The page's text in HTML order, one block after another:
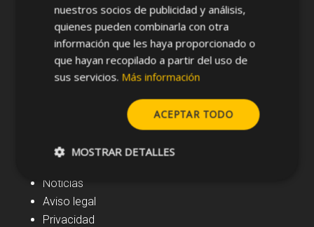
Navegación
Noticias
Aviso legal
Privacidad
nuestros socios de publicidad y análisis,
quienes pueden combinarla con otra
información que les haya proporcionado o
que hayan recopilado a partir del uso de
sus servicios. Más información
ACEPTAR TODO
MOSTRAR DETALLES